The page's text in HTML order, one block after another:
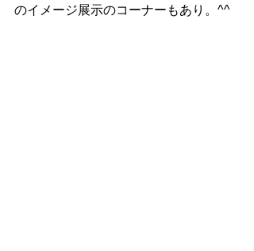
のイメージ展示のコーナーもあり。^^